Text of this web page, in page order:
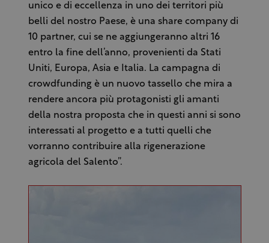
unico e di eccellenza in uno dei territori più
belli del nostro Paese, è una share company di
10 partner, cui se ne aggiungeranno altri 16
entro la fine dell’anno, provenienti da Stati
Uniti, Europa, Asia e Italia. La campagna di
crowdfunding è un nuovo tassello che mira a
rendere ancora più protagonisti gli amanti
della nostra proposta che in questi anni si sono
interessati al progetto e a tutti quelli che
vorranno contribuire alla rigenerazione
agricola del Salento”.